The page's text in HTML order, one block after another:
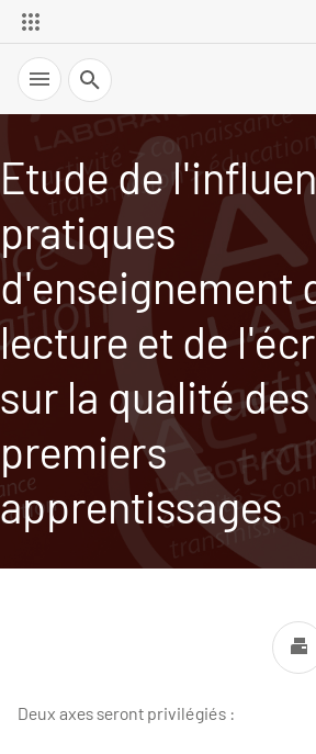
Recherche
Etude de
pratiques
d'enseignement
lecture et de
sur la qualité des
premiers
apprentissages
Deux axes seront privilégiés :